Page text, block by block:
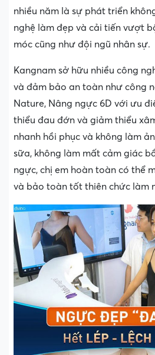
nhiều năm là sự phát triển
nghệ làm đẹp và cải tiến vượt
móc cũng như đội ngũ nhân sự.
Kangnam sở hữu nhiều công
và đảm bảo an toàn như công
Nature, Nâng ngực 6D với ưu
thiểu đau đớn và giảm thiểu
nhanh hồi phục và không làm
sữa, không làm mất cảm giác
ngực, chị em hoàn toàn có thể
và bảo toàn tốt thiên chức làm